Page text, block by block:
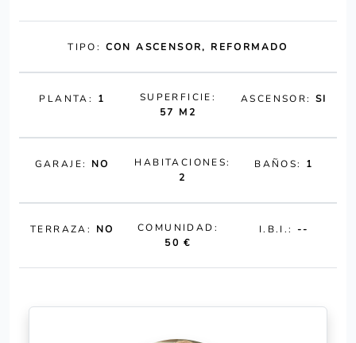
TIPO: CON ASCENSOR, REFORMADO
PLANTA: 1
SUPERFICIE:
57 M2
ASCENSOR: SI
GARAJE: NO
HABITACIONES:
2
BAÑOS: 1
TERRAZA: NO
COMUNIDAD:
50 €
I.B.I.:--